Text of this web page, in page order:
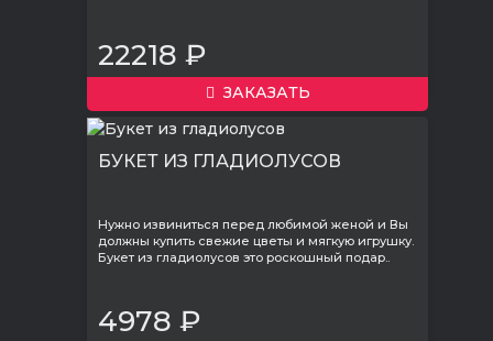
22218 ₽
ЗАКАЗАТЬ
БУКЕТ ИЗ ГЛАДИОЛУСОВ
Нужно извиниться перед любимой женой и Вы
должны купить свежие цветы и мягкую игрушку.
Букет из гладиолусов это роскошный подар..
4978 ₽